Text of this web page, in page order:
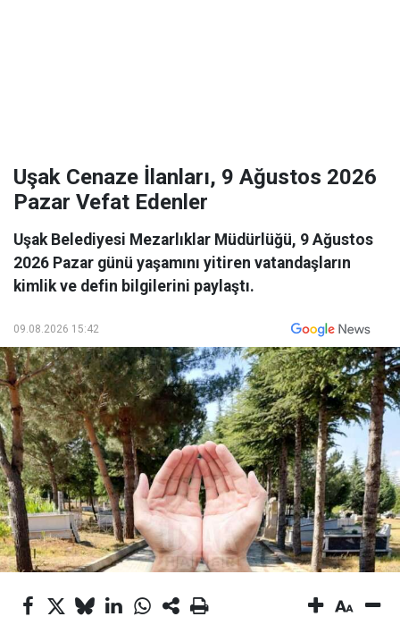
Uşak Cenaze İlanları, 9 Ağustos 2026
Pazar Vefat Edenler
Uşak Belediyesi Mezarlıklar Müdürlüğü, 9 Ağustos
2026 Pazar günü yaşamını yitiren vatandaşların
kimlik ve defin bilgilerini paylaştı.
09.08.2026 15:42